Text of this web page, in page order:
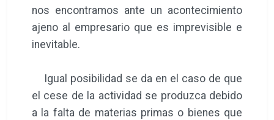
nos encontramos ante un acontecimiento
ajeno al empresario que es imprevisible e
inevitable.
Igual posibilidad se da en el caso de que
el cese de la actividad se produzca debido
a la falta de materias primas o bienes que